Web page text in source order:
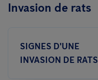
Invasion de rats
SIGNES D'UNE
INVASION DE RATS